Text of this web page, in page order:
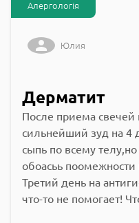
Алергологія
Юлия
Дерматит
После приема свечей
сильнейший зуд на 4
сыпь по всему
обоасьь
Третий день на
что-то не помогает!